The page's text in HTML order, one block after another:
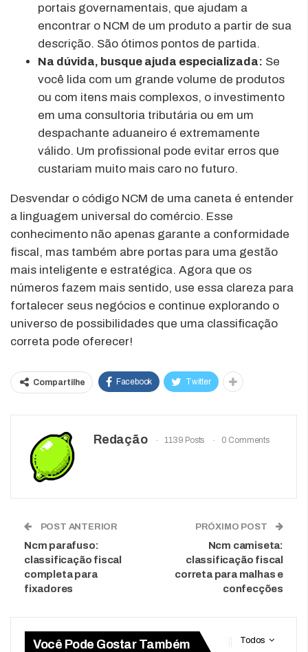
portais governamentais, que ajudam a
encontrar o NCM de um produto a partir de sua
descrição. São ótimos pontos de partida.
Na dúvida, busque ajuda especializada: Se
você lida com um grande volume de produtos
ou com itens mais complexos, o investimento
em uma consultoria tributária ou em um
despachante aduaneiro é extremamente
válido. Um profissional pode evitar erros que
custariam muito mais caro no futuro.
Desvendar o código NCM de uma caneta é entender
a linguagem universal do comércio. Esse
conhecimento não apenas garante a conformidade
fiscal, mas também abre portas para uma gestão
mais inteligente e estratégica. Agora que os
números fazem mais sentido, use essa clareza para
fortalecer seus negócios e continue explorando o
universo de possibilidades que uma classificação
correta pode oferecer!
Compartilhe Facebook Twitter
Redação 1139 Posts 0 Comments
POST ANTERIOR
Ncm parafuso:
classificação fiscal
completa para
fixadores
PRÓXIMO POST
Ncm camiseta:
classificação fiscal
correta para malhas e
confecções
Todos
Você Pode Gostar Também